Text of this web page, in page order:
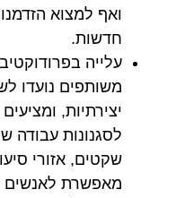
ואף למצוא
חדשות.
עלייה
משותפים נועדו
יצירתיות, ומציעים
לסגנונות עבודה
שקטים, אזורי
מאפשרת לאנשים